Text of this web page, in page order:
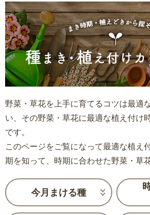
野菜・草花を上手に育てるコツは最適
い、その野菜・草花に最適な植え付け
です。
このページをご覧になって最適な植え
期を知って、時期に合わせた野菜・草
今月まける種